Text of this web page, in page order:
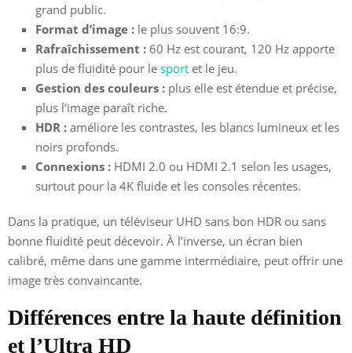
grand public.
Format d’image : le plus souvent 16:9.
Rafraîchissement : 60 Hz est courant, 120 Hz apporte
plus de fluidité pour le sport et le jeu.
Gestion des couleurs : plus elle est étendue et précise,
plus l’image paraît riche.
HDR : améliore les contrastes, les blancs lumineux et les
noirs profonds.
Connexions : HDMI 2.0 ou HDMI 2.1 selon les usages,
surtout pour la 4K fluide et les consoles récentes.
Dans la pratique, un téléviseur UHD sans bon HDR ou sans
bonne fluidité peut décevoir. À l’inverse, un écran bien
calibré, même dans une gamme intermédiaire, peut offrir une
image très convaincante.
Différences entre la haute définition
et l’Ultra HD